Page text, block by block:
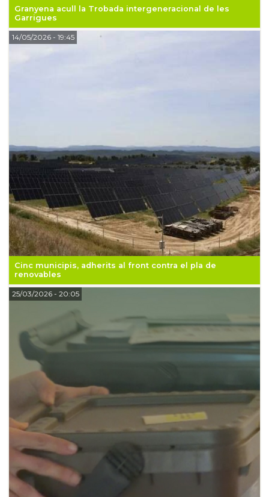
Granyena acull la Trobada intergeneracional de les
Garrigues
Cinc municipis, adherits al front contra el pla de
renovables
14/05/2026- 19:45
25/03/2026- 20:05